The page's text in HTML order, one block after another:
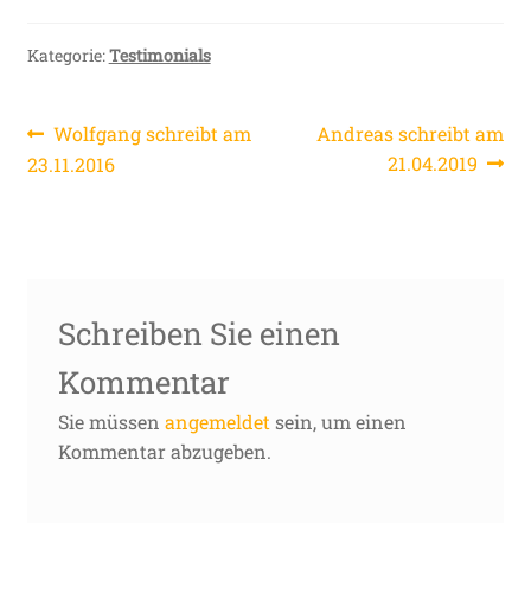
Kategorie:Testimonials
Beitragsnavigation
Vorheriger
Beitrag:
Wolfgang schreibt am
23.11.2016
Nächster
Andreas schreibt am
21.04.2019
Schreiben Sie einen
Kommentar
Sie müssen angemeldet sein, um einen
Kommentar abzugeben.